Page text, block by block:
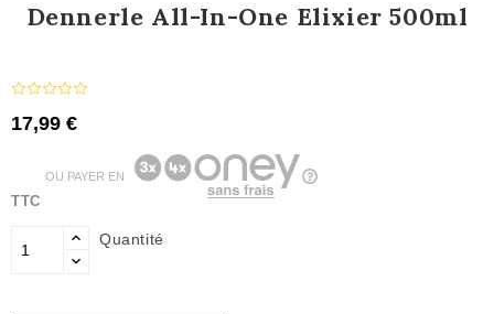
Dennerle All-In-One Elixier 500ml
17,99 €
TTC
OU PAYER EN
Quantité